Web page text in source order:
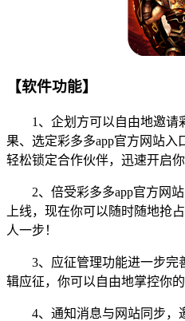
【软件功能】
1、企划方可以自由地邀请
果、选定彩多多app官方网站
轻松锁定合作伙伴，迅速开启你
2、倍受彩多多app官方网站
上线，现在你可以随时随地抢
人一步！
3、应征管理功能进一步完
辑应征，你可以自由地掌控你的
4、通知消息与网站同步，